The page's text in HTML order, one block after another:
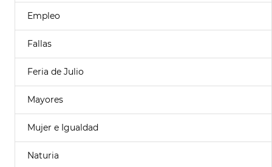
Empleo
Fallas
Feria de Julio
Mayores
Mujer e Igualdad
Naturia